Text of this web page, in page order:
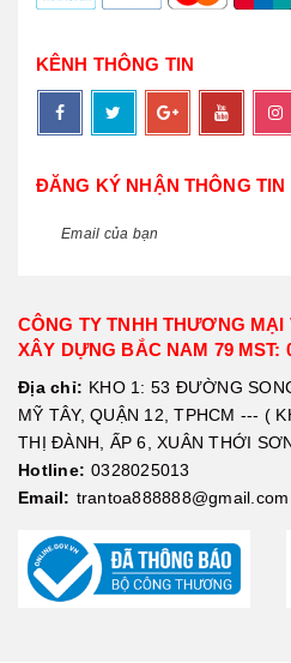
KÊNH THÔNG TIN
ĐĂNG KÝ NHẬN THÔNG TIN
CÔNG TY TNHH THƯƠNG MẠI
XÂY DỰNG BẮC NAM 79 MST:
Địa chỉ: KHO 1: 53 ĐƯỜNG
MỸ TÂY, QUẬN 12, TPHCM --- (
THỊ ĐÀNH, ẤP 6, XUÂN THỚI
Hotline: 0328025013
Email: trantoa888888@gmail.com